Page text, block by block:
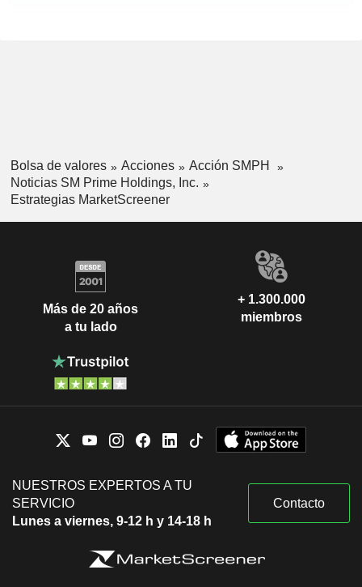
Bolsa de valores Acciones
Acción SMPH
Noticias SM Prime Holdings, Inc.
Estrategias MarketScreener
Más de 20 años
a tu lado
+ 1.300.000
miembros
NUESTROS EXPERTOS A TU
SERVICIO
Lunes a viernes, 9-12 h y 14-18 h
Contacto